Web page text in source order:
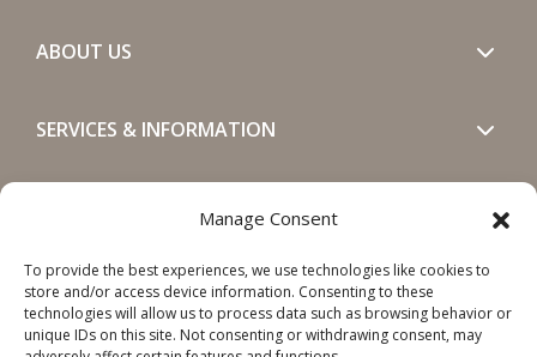
Manage Consent
To provide the best experiences, we use technologies like cookies to
store and/or access device information. Consenting to these
technologies will allow us to process data such as browsing behavior or
unique IDs on this site. Not consenting or withdrawing consent, may
ABOUT US
SERVICES & INFORMATION
SOCIALS